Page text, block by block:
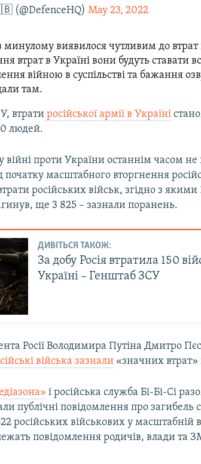
(@DefenceHQ)May 23, 2022
минулому виявилося чутливим до втрат
втрат в Україні вони будуть ставати
війною в суспільстві та бажання
там.
втрати російської армії в Україні
людей.
війні проти України останнім часом не
початку масштабного вторгнення
російських військ, згідно з якими
ще 3 825 – зазнали поранень​.
ДИВІТЬСЯ ТАКОЖ:
За добу Росія втратила 150
Україні – Генштаб ЗСУ
Росії Володимира Путіна Дмитро
війська зазнали «значних втрат»
і російська служба Бі-Бі-Сі
публічні повідомлення про загибель
російських військових у масштабній
повідомлення родичів, влади та